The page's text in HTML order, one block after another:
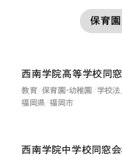
保育
西南学院高等学校同窓
教育 保育園・幼稚園 学校法
福岡県
福岡市
西南学院中学校同窓会